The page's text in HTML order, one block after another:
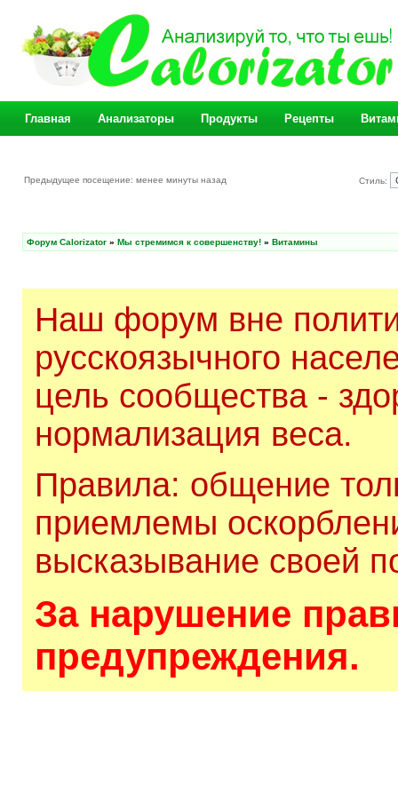
Главная Анализаторы Продукты Рецепты
Предыдущее посещение: менее минуты назад Стиль:
Форум Calorizator » Мы стремимся к совершенству! » Витамины
Наш форум вне
русскоязычного
цель сообщества -
нормализация веса.
Правила: общение
приемлемы
высказывание своей
За нарушение
предупреждения.